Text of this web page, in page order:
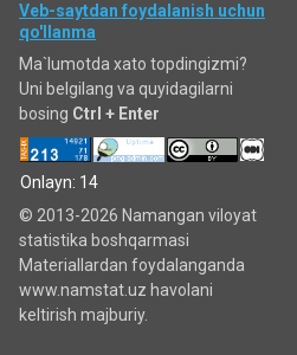
Veb-saytdan foydalanish uchun
qo'llanma
Ma`lumotda xato topdingizmi?
Uni belgilang va quyidagilarni
bosing Ctrl + Enter
Onlayn: 14
© 2013-2026 Namangan viloyat
statistika boshqarmasi
Materiallardan foydalanganda
www.namstat.uz havolani
keltirish majburiy.